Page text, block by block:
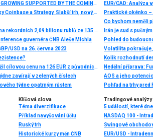
NEW ZEALAND DOLLAR IS GROWING SUPPORTED BY THE COMING INCREASE OF THE INTEREST RATE
🎥 Krypto briefing: Výsledky Coinbase a Strategy. Slabší trh, nový plán MSTR
Gazprom loni zvýšil zisk na rekordních 2,09 bilionu rublů ze 135 miliard
guvernéra ČNB Aleše Michla
USD na 26. června 2023
Erste Group Bank: Citi snížil cílovou cenu na 126 EUR z původních 130 EUR
zavírají v zelených číslech
týdne opatrným růstem
EUR/CAD: Analýza
Praktické okénko
Co bychom neměli
Irán je sud s
Pohled do
Kolik rozhodnutí
Nedělní příprava:
AOS a jeho
Pohľad na trhy pred
Klíčová slova
Téma diverzifikace
Příklad navyšování účtu
Ruský trh
Historické kurzy měn ČNB
Tradingové analýzy
5 událostí, které
NASDAQ 100 -
Swingové
EUR/USD -